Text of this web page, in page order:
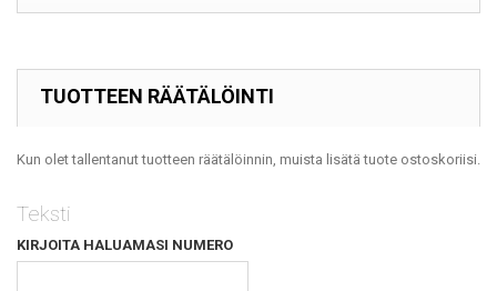
TUOTTEEN RÄÄTÄLÖINTI
Kun olet tallentanut tuotteen räätälöinnin, muista lisätä tuote ostoskoriisi.
Teksti
KIRJOITA HALUAMASI NUMERO